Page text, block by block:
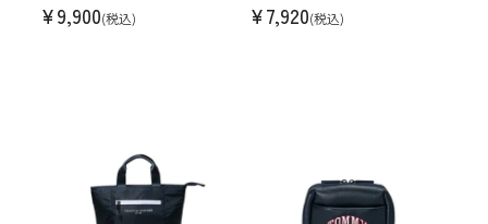
¥9,900(税込) ¥7,920(税込)